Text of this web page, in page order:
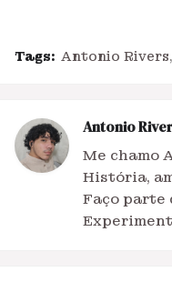
Tags: Antonio Rivers
Antonio
Me chamo
História,
Faço parte